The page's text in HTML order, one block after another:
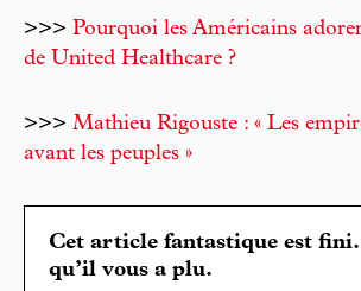
>>> Pourquoi les Américains
de United Healthcare ?
>>> Mathieu Rigouste : « Les
avant les peuples »
Cet article fantastique est fini.
qu’il vous a plu.